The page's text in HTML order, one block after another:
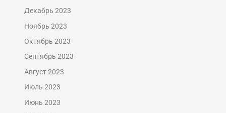
Декабрь 2023
Ноябрь 2023
Октябрь 2023
Сентябрь 2023
Август 2023
Июль 2023
Июнь 2023